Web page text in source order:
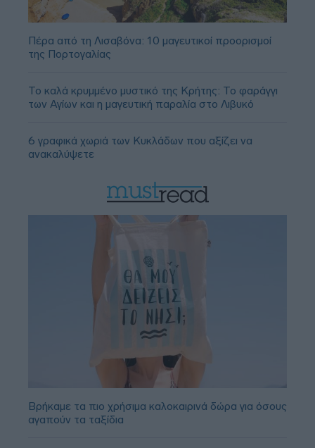
Πέρα από τη Λισαβόνα: 10 μαγευτικοί προορισμοί
της Πορτογαλίας
Το καλά κρυμμένο μυστικό της Κρήτης: Το φαράγγι
των Αγίων και η μαγευτική παραλία στο Λιβυκό
6 γραφικά χωριά των Κυκλάδων που αξίζει να
ανακαλύψετε
Βρήκαμε τα πιο χρήσιμα καλοκαιρινά δώρα για όσους
αγαπούν τα ταξίδια